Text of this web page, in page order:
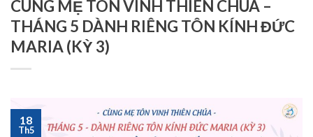
CÙNG MẸ TÔN VINH THIÊN CHÚA –
THÁNG 5 DÀNH RIÊNG TÔN KÍNH ĐỨC
MARIA (KỲ 3)
18
Th5